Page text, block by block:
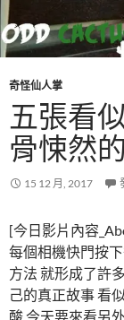
奇怪仙人掌
五張看
骨悚然
15 12 月, 2017
[今日影片內容
每個相機快門按
方法 就形成了許
己的真正故事 看
酸 今天要來看另